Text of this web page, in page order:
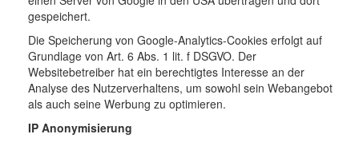
gespeichert.
Die Speicherung von Google-Analytics-Cookies erfolgt auf
Grundlage von Art. 6 Abs. 1 lit. f DSGVO. Der
Websitebetreiber hat ein berechtigtes Interesse an der
Analyse des Nutzerverhaltens, um sowohl sein Webangebot
als auch seine Werbung zu optimieren.
IP Anonymisierung